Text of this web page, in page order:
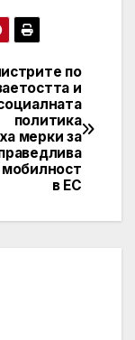
по
и
политика
мерки за
мобилност
в ЕС